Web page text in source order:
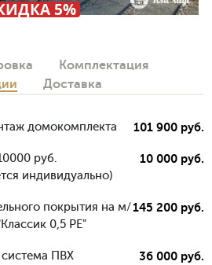
5%
Комплектация
Доставка
домокомплекта 101 900 руб.
руб.
индивидуально)
10 000 руб.
покрытия на м/
0,5 РЕ"
145 200 руб.
система ПВХ 36 000 руб.